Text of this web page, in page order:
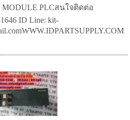
PLCสนใจติดต่อ
ID Line: kit-